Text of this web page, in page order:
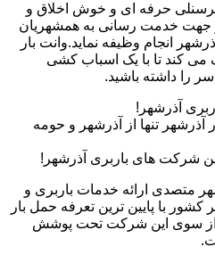
پرسنلی حرفه ای و خوش اخلاق و
جهت خدمت رسانی به همشهریان
انجام وظیفه نماید.وانت بار
می کند تا با یک اسباب کشی
را داشته باشید.
آذرشهر!
آذرشهر تنها از آذرشهر و حومه
شرکت های باربری آذرشهر!
متصدی ارائه خدمات باربری و
با پایین ترین تعرفه حمل بار
از سوی این شرکت تحت پوشش